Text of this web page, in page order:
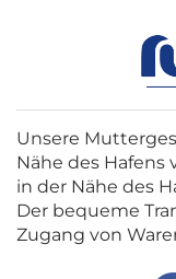
Unsere
Nähe des Hafens
in der Nähe des
Der bequeme
Zugang von